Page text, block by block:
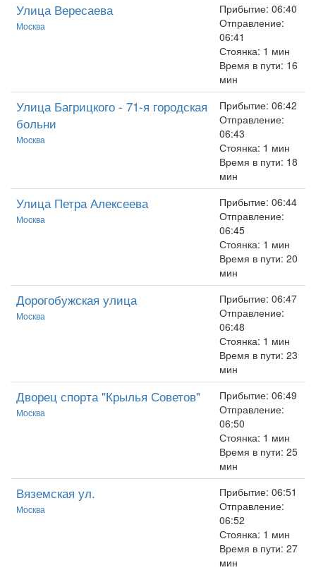
Улица Вересаева
Москва
Прибытие: 06:40
Отправление:
06:41
Стоянка: 1 мин
Время в пути: 16
мин
Улица Багрицкого - 71-я городская
больни
Москва
Прибытие: 06:42
Отправление:
06:43
Стоянка: 1 мин
Время в пути: 18
мин
Улица Петра Алексеева
Москва
Прибытие: 06:44
Отправление:
06:45
Стоянка: 1 мин
Время в пути: 20
мин
Дорогобужская улица
Москва
Прибытие: 06:47
Отправление:
06:48
Стоянка: 1 мин
Время в пути: 23
мин
Дворец спорта "Крылья Советов"
Москва
Прибытие: 06:49
Отправление:
06:50
Стоянка: 1 мин
Время в пути: 25
мин
Вяземская ул.
Москва
Прибытие: 06:51
Отправление:
06:52
Стоянка: 1 мин
Время в пути: 27
мин